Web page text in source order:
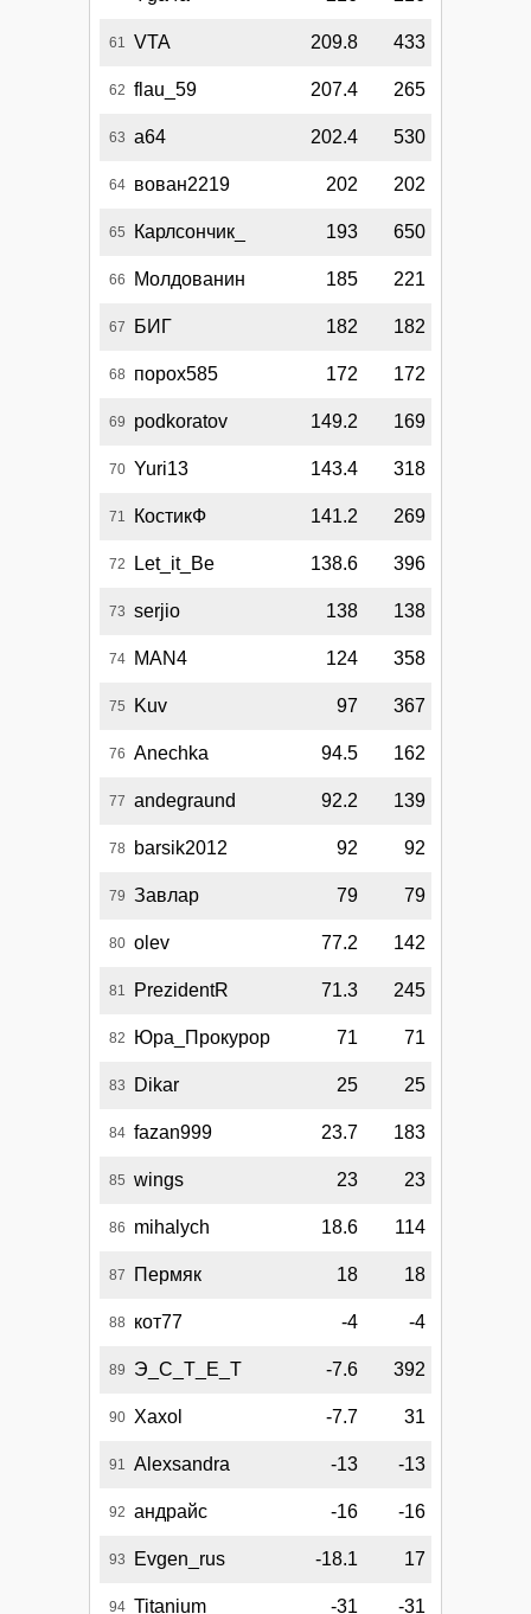
61 VTA 209.8 433
62 flau_59 207.4 265
63 а64 202.4 530
64 вован2219 202 202
65 Карлсончик_ 193 650
66 Молдованин 185 221
67 БИГ 182 182
68 порох585 172 172
69 podkoratov 149.2 169
70 Yuri13 143.4 318
71 КостикФ 141.2 269
72 Let_it_Be 138.6 396
73 serjio 138 138
74 MAN4 124 358
75 Kuv 97 367
76 Anechka 94.5 162
77 andegraund 92.2 139
78 barsik2012 92 92
79 Завлар 79 79
80 olev 77.2 142
81 PrezidentR 71.3 245
82 Юра_Прокурор 71 71
83 Dikar 25 25
84 fazan999 23.7 183
85 wings 23 23
86 mihalych 18.6 114
87 Пермяк 18 18
88 кот77 -4 -4
89 Э_С_Т_Е_Т -7.6 392
90 Xaxol -7.7 31
91 Alexsandra -13 -13
92 андрайс -16 -16
93 Evgen_rus -18.1 17
94 Titanium -31 -31